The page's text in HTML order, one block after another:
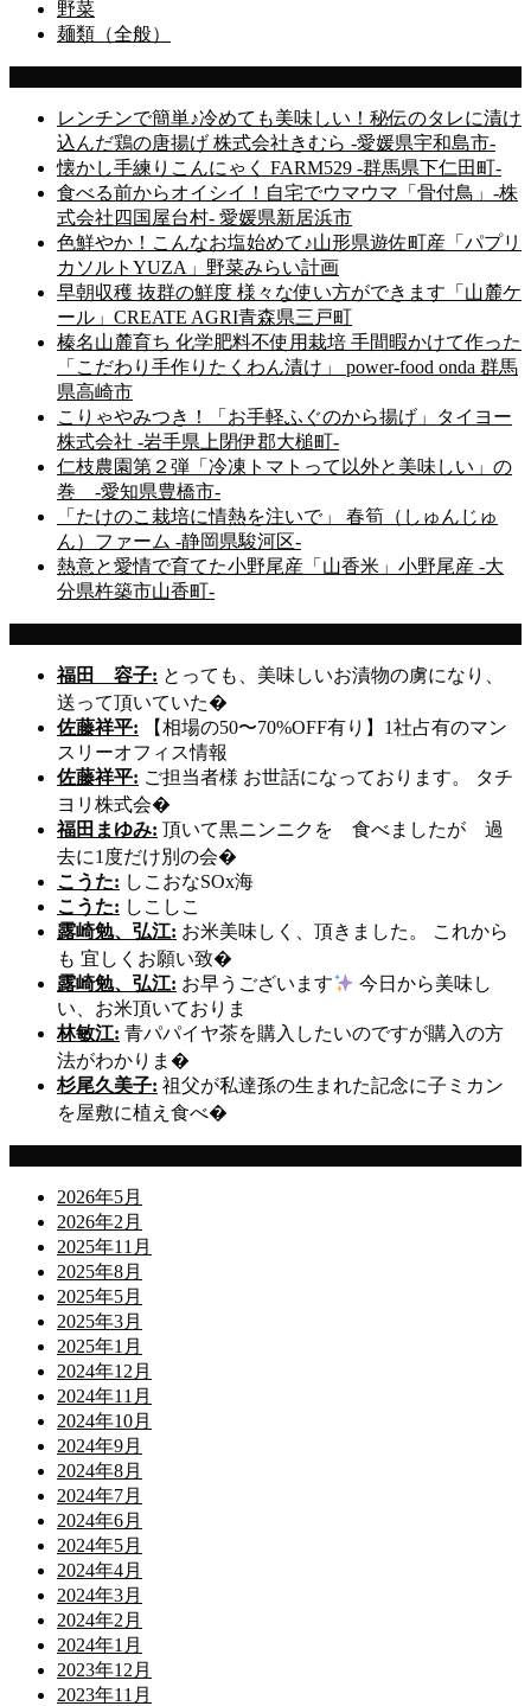
野菜
麺類（全般）
レンチンで簡単♪冷めても美味しい！秘伝のタレに漬け
込んだ鶏の唐揚げ 株式会社きむら -愛媛県宇和島市-
懐かし手練りこんにゃく FARM529 -群馬県下仁田町-
食べる前からオイシイ！自宅でウマウマ「骨付鳥」-株
式会社四国屋台村- 愛媛県新居浜市
色鮮やか！こんなお塩始めて♪山形県遊佐町産「パプリ
カソルトYUZA」野菜みらい計画
早朝収穫 抜群の鮮度 様々な使い方ができます「山麓ケ
ール」CREATE AGRI青森県三戸町
榛名山麓育ち 化学肥料不使用栽培 手間暇かけて作った
「こだわり手作りたくわん漬け」 power-food onda 群馬
県高崎市
こりゃやみつき！「お手軽ふぐのから揚げ」タイヨー
株式会社 -岩手県上閉伊郡大槌町-
仁枝農園第２弾「冷凍トマトって以外と美味しい」の
巻 -愛知県豊橋市-
「たけのこ栽培に情熱を注いで」 春筍（しゅんじゅ
ん）ファーム -静岡県駿河区-
熱意と愛情で育てた小野尾産「山香米」小野尾産 -大
分県杵築市山香町-
福田 容子: とっても、美味しいお漬物の虜になり、
送って頂いていた�
佐藤祥平: 【相場の50〜70%OFF有り】1社占有のマン
スリーオフィス情報
佐藤祥平: ご担当者様 お世話になっております。 タチ
ヨリ株式会�
福田まゆみ: 頂いて黒ニンニクを 食べましたが 過
去に1度だけ別の会�
こうた: しこおなSOx海
こうた: しこしこ
露崎勉、弘江: お米美味しく、頂きました。 これから
も 宜しくお願い致�
露崎勉、弘江: お早うございます
今日から美味し
い、お米頂いておりま
林敏江: 青パパイヤ茶を購入したいのですが購入の方
法がわかりま�
杉尾久美子: 祖父が私達孫の生まれた記念に子ミカン
を屋敷に植え食べ�
2026年5月
2026年2月
2025年11月
2025年8月
2025年5月
2025年3月
2025年1月
2024年12月
2024年11月
2024年10月
2024年9月
2024年8月
2024年7月
2024年6月
2024年5月
2024年4月
2024年3月
2024年2月
2024年1月
2023年12月
2023年11月